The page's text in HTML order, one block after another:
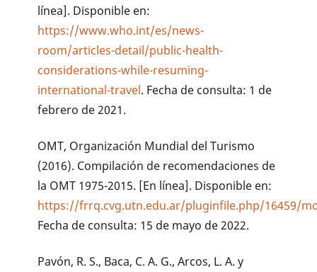
línea]. Disponible en:
https://www.who.int/es/news-
room/articles-detail/public-health-
considerations-while-resuming-
international-travel. Fecha de consulta: 1 de
febrero de 2021.
OMT, Organización Mundial del Turismo
(2016). Compilación de recomendaciones de
la OMT 1975-2015. [En línea]. Disponible en:
https://frrq.cvg.utn.edu.ar/pluginfile.php/16459/
Fecha de consulta: 15 de mayo de 2022.
Pavón, R. S., Baca, C. A. G., Arcos, L. A. y